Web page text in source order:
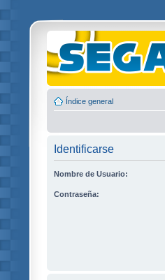
Índice general
Identificarse
Nombre de Usuario:
Contraseña: